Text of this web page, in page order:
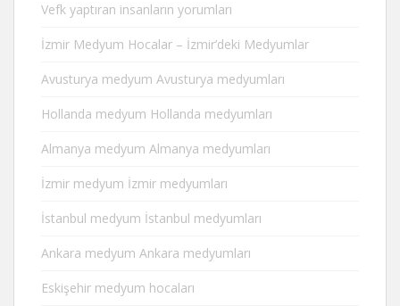
Vefk yaptıran insanların yorumları
İzmir Medyum Hocalar – İzmir’deki Medyumlar
Avusturya medyum Avusturya medyumları
Hollanda medyum Hollanda medyumları
Almanya medyum Almanya medyumları
İzmir medyum İzmir medyumları
İstanbul medyum İstanbul medyumları
Ankara medyum Ankara medyumları
Eskişehir medyum hocaları